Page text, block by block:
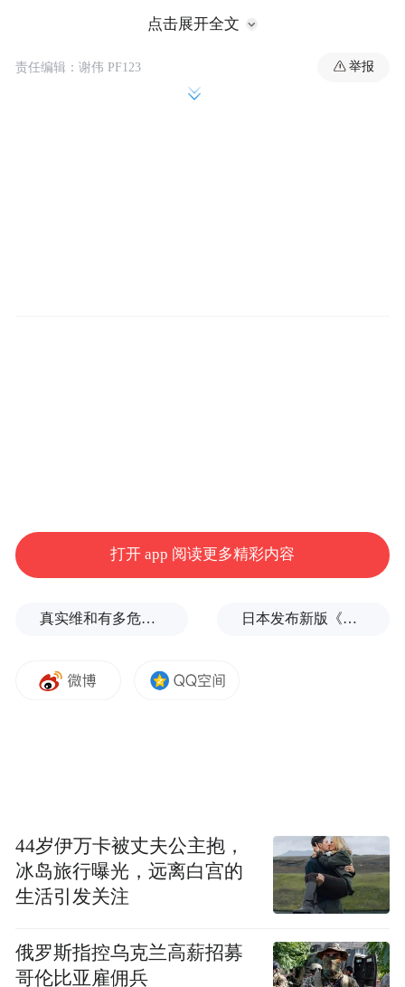
3%或者3%出头。现在武汉市场上大大小小
的。”中信银行福州某支行行长告诉记者。同
样的情况还出现在厦门，减点幅度由以前的
当地多家银行近日陆续调整了房贷减点，最
揭房贷利率下限定在了3%。
“这次调整是全行业的，即使有银行想通过低
价获得更多市场竞争力，也不能过度扩大减
点幅度。未来商贷即使再降，也不会低于公
点击展开全文
责任编辑：谢伟 PF123 举报
打开 app 阅读更多精彩内容
真实维和有多危险？ 日本发布新版《防卫白皮书》，俄罗斯强硬警告
44岁伊万卡被丈夫公主抱，
冰岛旅行曝光，远离白宫的
生活引发关注
俄罗斯指控乌克兰高薪招募
哥伦比亚雇佣兵